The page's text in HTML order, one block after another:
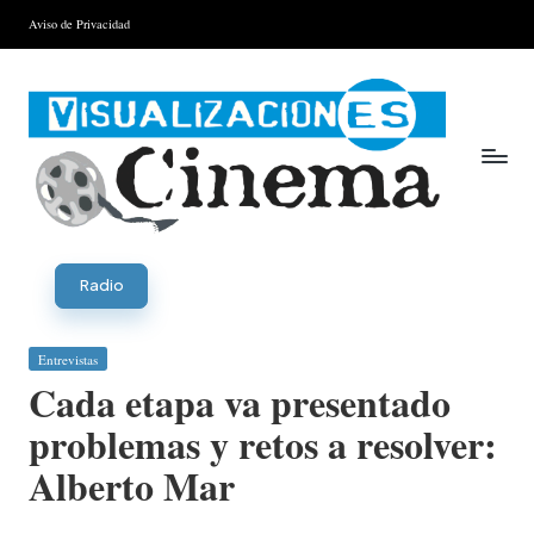
Saltar
contenido
Aviso de Privacidad
V
u
al
iz
a
ci
Radio
Publicada
Entrevistas
Cada etapa va presentado
problemas y retos a resolver:
Alberto Mar